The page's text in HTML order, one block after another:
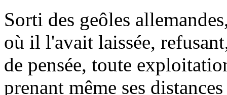
Sorti des geôles
où il l'avait laissée,
de pensée, toute
prenant même ses